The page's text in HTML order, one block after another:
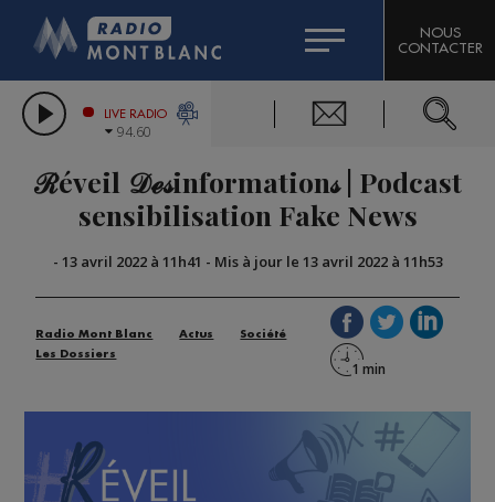
LES CHRONIQUES DE L'EXPERT
CITIZEN MACHINERY
GRAND MASSIF DOMAINES SKIABLES
BIGARD
COMPAGNIE DU MONT-BLANC
NOUS
CONTACTER
LIVE RADIO
94.60
ℛéveil 𝒟ℯ𝓈information𝓈 | Podcast
sensibilisation Fake News
- 13 avril 2022 à 11h41 - Mis à jour le 13 avril 2022 à 11h53
Radio Mont Blanc Actus
Société
Les Dossiers